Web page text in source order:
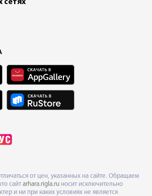
сетях
от цен, указанных на сайте. Обращаем
сайт arhara.rigla.ru носит исключительно
и ни при каких условиях не является